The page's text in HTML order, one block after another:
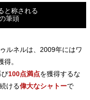
と称される
筆頭
ルネルは、2009年にはワ
得。
び100点満点を獲得するな
ける偉大なシャトーで